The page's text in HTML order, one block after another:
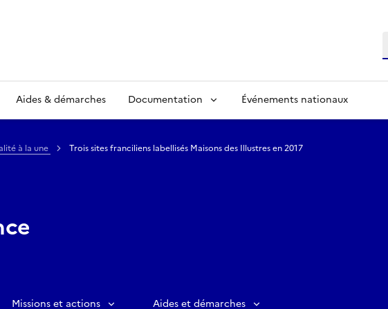
Aides & démarches Documentation Événements nationaux
à la une Trois sites franciliens labellisés Maisons des Illustres en 2017
Missions et actions Aides et démarches